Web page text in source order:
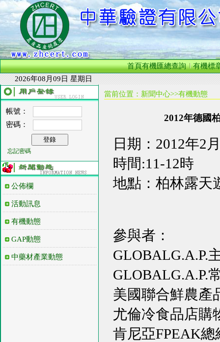
首頁有機匯總查詢
有機標
2026年08月09日 星期日
帳號：
密碼：
忘記密碼
公佈欄
活動訊息
有機動態
GAP動態
中藥材產業動態
當前位置：新聞中心>>有機動態
2012年德國
日期：2012年2
時間:11-12時
地點：柏林露天
參與者：
GLOBALG.A.P.
GLOBALG.A.P.
美國聯合鮮農產
尤倫冷食品店購
肯尼亞FPEAK總